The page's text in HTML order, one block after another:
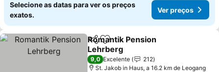
Selecione as datas para ver os preços
exatos.
Ver preços
PartilharAdicionar aos favoritos
Romantik Pension
Lehrberg
Ver preços
9,0 Excelente
212
St. Jakob in Haus, a 16.2 km de Leogang